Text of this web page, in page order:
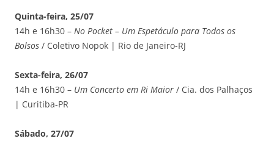
Quinta-feira, 25/07
14h e 16h30 – No Pocket – Um Espetáculo para Todos os
Bolsos / Coletivo Nopok | Rio de Janeiro-RJ
Sexta-feira, 26/07
14h e 16h30 – Um Concerto em Ri Maior / Cia. dos Palhaços
| Curitiba-PR
Sábado, 27/07